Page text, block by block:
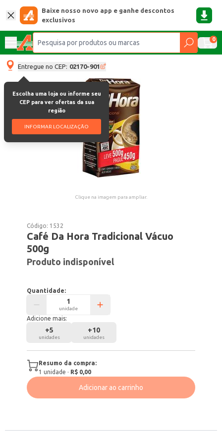
Baixe nosso novo app e ganhe descontos
exclusivos
0
Entregue no CEP: 02170-901
Escolha uma loja ou informe seu
CEP para ver ofertas da sua
região
INFORMAR LOCALIZAÇÃO
Clique na imagem para ampliar.
Código: 1532
Café Da Hora Tradicional Vácuo
500g
Produto indisponível
Quantidade:
unidade
Adicione mais:
+5
unidades
+10
unidades
Resumo da compra:
1 unidade · R$ 0,00
Adicionar ao carrinho